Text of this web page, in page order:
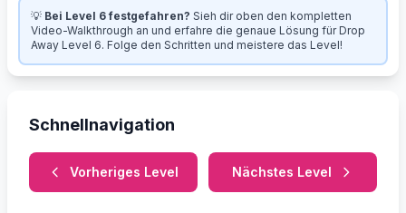
💡 Bei Level 6 festgefahren? Sieh dir oben den kompletten
Video-Walkthrough an und erfahre die genaue Lösung für Drop
Away Level 6. Folge den Schritten und meistere das Level!
Schnellnavigation
Vorheriges Level Nächstes Level